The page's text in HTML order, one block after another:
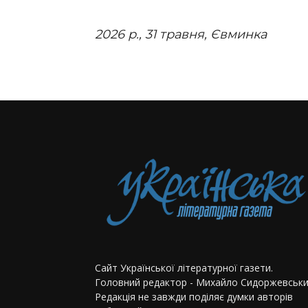
2026 р., 31 травня, Євминка
Сайт Української літературної газети.
Головний редактор - Михайло
Редакція не завжди поділяє думки авторів